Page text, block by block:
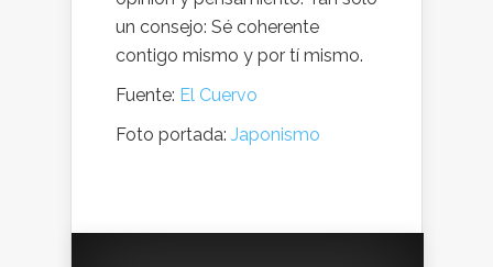
un consejo: Sé coherente
contigo mismo y por tí mismo.
Fuente: El Cuervo
Foto portada: Japonismo